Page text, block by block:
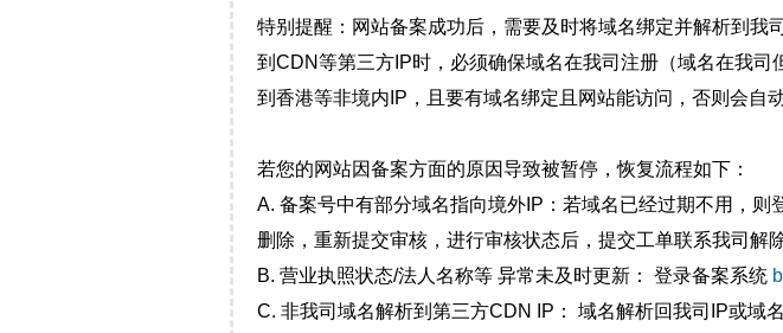
特别提醒：网站备案成功后，需要及时将域名绑定并解析到
到CDN等第三方IP时，必须确保域名在我司注册（域名在我
到香港等非境内IP，且要有域名绑定且网站能访问，否则会自
若您的网站因备案方面的原因导致被暂停，恢复流程如下：
A. 备案号中有部分域名指向境外IP：若域名已经过期不用，则
删除，重新提交审核，进行审核状态后，提交工单联系我司解
B. 营业执照状态/法人名称等 异常未及时更新： 登录备案系统
C. 非我司域名解析到第三方CDN IP： 域名解析回我司IP或域